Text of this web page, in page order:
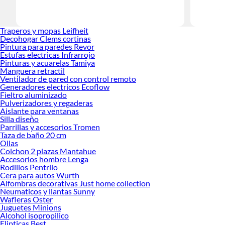
Traperos y mopas Leifheit
Decohogar Clems cortinas
Pintura para paredes Revor
Estufas electricas Infrarrojo
Pinturas y acuarelas Tamiya
Manguera retractil
Ventilador de pared con control remoto
Generadores electricos Ecoflow
Fieltro aluminizado
Pulverizadores y regaderas
Aislante para ventanas
Silla diseño
Parrillas y accesorios Tromen
Taza de baño 20 cm
Ollas
Colchon 2 plazas Mantahue
Accesorios hombre Lenga
Rodillos Pentrilo
Cera para autos Wurth
Alfombras decorativas Just home collection
Neumaticos y llantas Sunny
Wafleras Oster
Juguetes Minions
Alcohol isopropilico
Elipticas Best